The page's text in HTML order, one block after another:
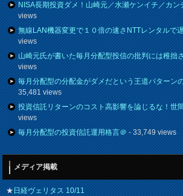
NISA長期投資ダメ！山崎元／水瀬ケンイチ／カン
views
無線LAN機器変更で１０倍の速さNTTレンタルで
views
山崎元氏が書いた毎月分配型投信の批判には稚拙
views
毎月分配型の分配金がダメだという王道パターン
35,481 views
投資信託リターンのコスト高影響を論じるな！世
views
毎月分配型の投資信託運用格言＠- 33,749 views
メディア掲載
★日経ヴェリタス 10/11